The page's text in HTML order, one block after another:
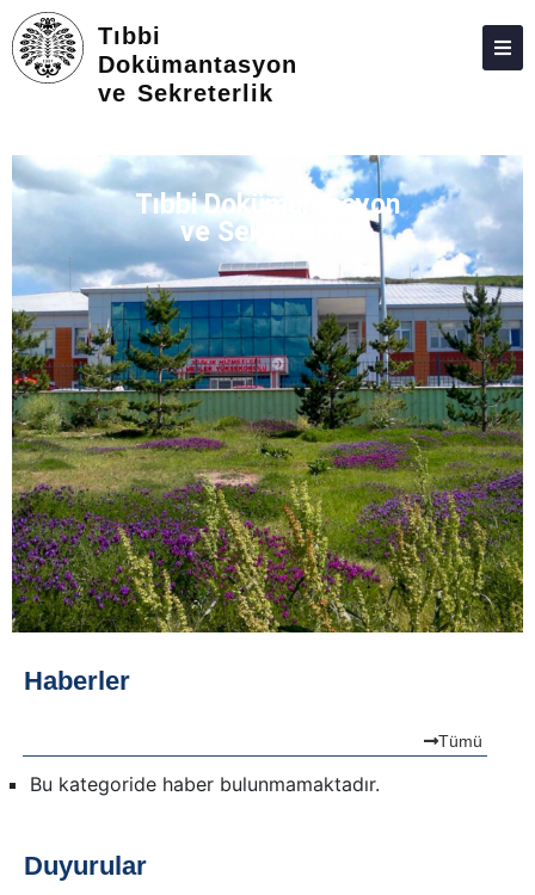
Tıbbi
Dokümantasyon
ve Sekreterlik
HAKKIMIZDA
KIŞILER
STAJ
DERS PROGRAMI
S.S.S.
İLETIŞIM
Tıbbi Dokümantasyon
ve Sekreterlik
Haberler
Tümü
Bu kategoride haber bulunmamaktadır.
Duyurular